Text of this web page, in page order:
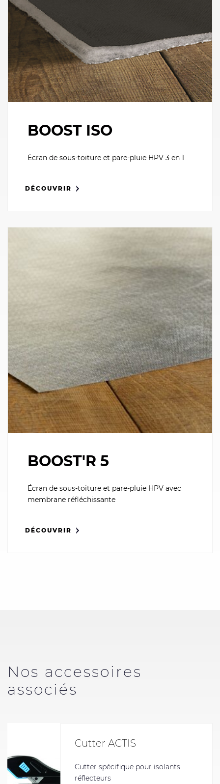
BOOST ISO
Écran de sous-toiture et pare-pluie HPV 3 en 1
DÉCOUVRIR
BOOST'R 5
Écran de sous-toiture et pare-pluie HPV avec
membrane réfléchissante
DÉCOUVRIR
Nos accessoires
associés
Cutter ACTIS
Cutter spécifique pour isolants
réflecteurs